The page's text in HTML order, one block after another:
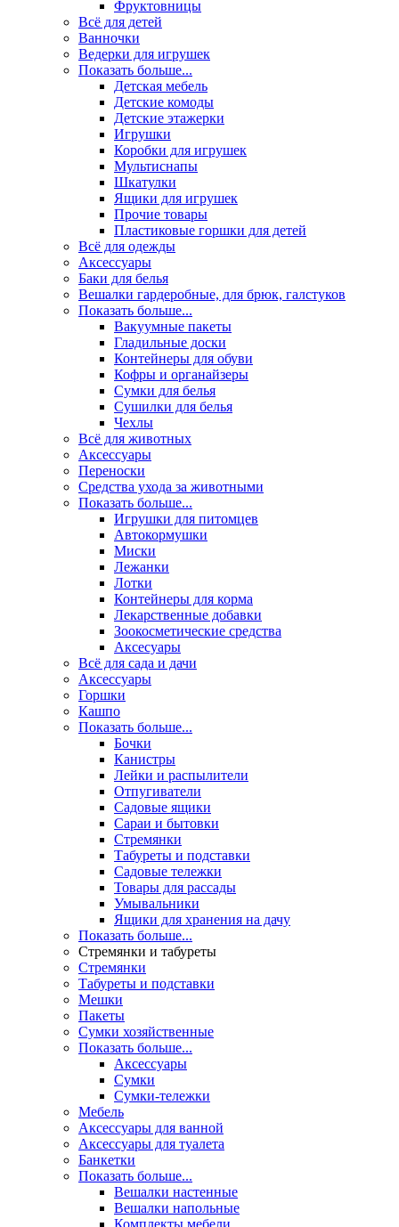
Фруктовницы
Всё для детей
Ванночки
Ведерки для игрушек
Показать больше...
Детская мебель
Детские комоды
Детские этажерки
Игрушки
Коробки для игрушек
Мультиснапы
Шкатулки
Ящики для игрушек
Прочие товары
Пластиковые горшки для детей
Всё для одежды
Аксессуары
Баки для белья
Вешалки гардеробные, для брюк, галстуков
Показать больше...
Вакуумные пакеты
Гладильные доски
Контейнеры для обуви
Кофры и органайзеры
Сумки для белья
Сушилки для белья
Чехлы
Всё для животных
Аксесcуары
Переноски
Средства ухода за животными
Показать больше...
Игрушки для питомцев
Автокормушки
Миски
Лежанки
Лотки
Контейнеры для корма
Лекарственные добавки
Зоокосметические средства
Аксесуары
Всё для сада и дачи
Аксессуары
Горшки
Кашпо
Показать больше...
Бочки
Канистры
Лейки и распылители
Отпугиватели
Садовые ящики
Сараи и бытовки
Стремянки
Табуреты и подставки
Садовые тележки
Товары для рассады
Умывальники
Ящики для хранения на дачу
Показать больше...
Стремянки и табуреты
Стремянки
Табуреты и подставки
Мешки
Пакеты
Сумки хозяйственные
Показать больше...
Аксессуары
Сумки
Сумки-тележки
Мебель
Аксессуары для ванной
Аксессуары для туалета
Банкетки
Показать больше...
Вешалки настенные
Вешалки напольные
Комплекты мебели